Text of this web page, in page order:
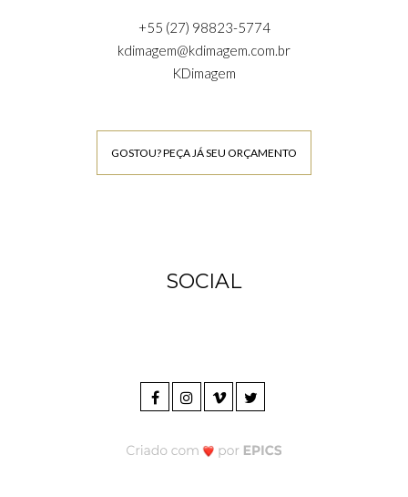
+55 (27) 98823-5774
kdimagem@kdimagem.com.br
KDimagem
GOSTOU? PEÇA JÁ SEU ORÇAMENTO
SOCIAL